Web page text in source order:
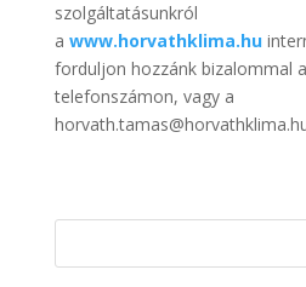
szolgáltatásunkról
a www.horvathklima.hu
forduljon hozzánk bizalommal
telefonszámon, vagy a